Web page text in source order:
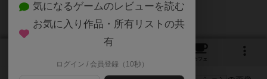
カフェ
気になるゲームのレビューを読む
お気に入り作品・所有リストの共
有
ログイン / 会員登録（10秒）